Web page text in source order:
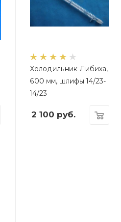
Холодильник Либиха,
600 мм, шлифы 14/23-
14/23
2 100 руб.